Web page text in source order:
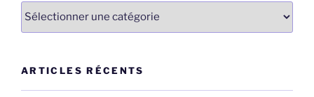
Catégories
ARTICLES RÉCENTS